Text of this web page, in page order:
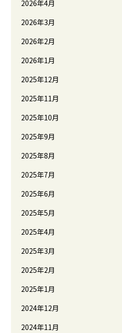
2026年4月
2026年3月
2026年2月
2026年1月
2025年12月
2025年11月
2025年10月
2025年9月
2025年8月
2025年7月
2025年6月
2025年5月
2025年4月
2025年3月
2025年2月
2025年1月
2024年12月
2024年11月